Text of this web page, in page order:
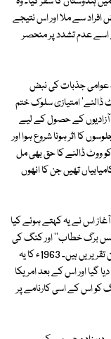
سے ملا اور اس نتیجے
اسے عدم تشدد پر منحصر
عوامی جذبات کی نبض
ڈالنے' امتیازی سلوک ختم
آزادیوں کے حصول کے لیے
کا اثر ہونا شروع ہوا اور
ووٹ ڈالنے کا حق بھی مل
تھیں جن کا انھوں
اس نے یہ کہتے ہوئے کیا
برگ خطاب'' اور کنگ کی
تقریر ''میرا ایک خواب ہے'' امریکی تاریخ کی دو عظیم ترین تقریریں ہیں۔ 1963ء کا یہ
گیا اور اس کے بعد امریکا
کو اس کے اسی کارنامے پر